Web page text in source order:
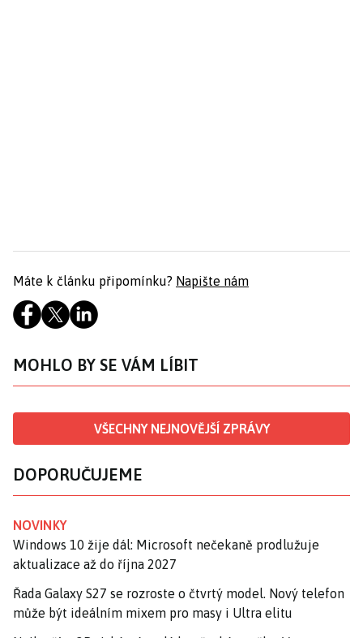
Máte k článku připomínku? Napište nám
MOHLO BY SE VÁM LÍBIT
VŠECHNY NEJNOVĚJŠÍ ZPRÁVY
DOPORUČUJEME
NOVINKY
Windows 10 žije dál: Microsoft nečekaně prodlužuje
aktualizace až do října 2027
Řada Galaxy S27 se rozroste o čtvrtý model. Nový telefon
může být ideálním mixem pro masy i Ultra elitu